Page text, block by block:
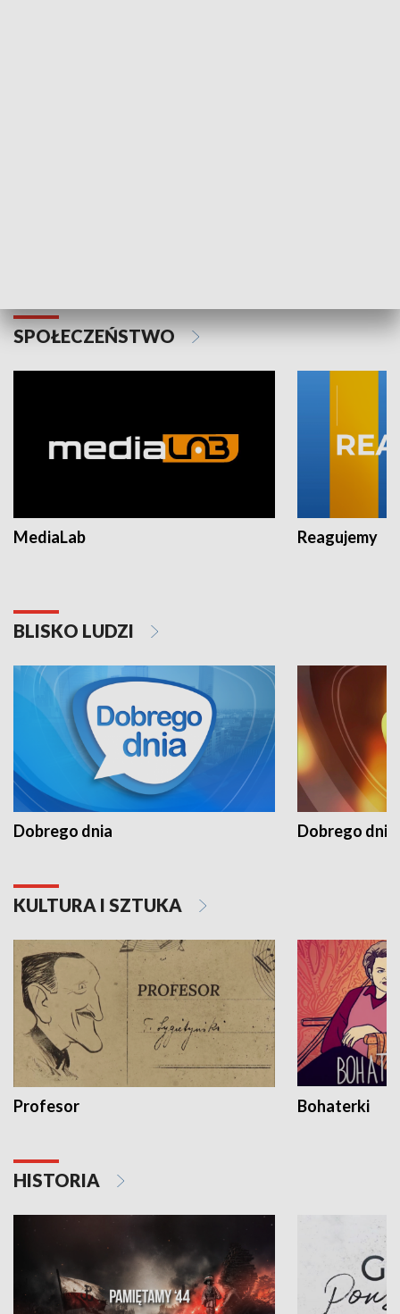
SPOŁECZEŃSTWO
MediaLab Reagujemy
BLISKO LUDZI
Dobrego dnia Dobrego dnia
KULTURA I SZTUKA
Profesor Bohaterki
HISTORIA